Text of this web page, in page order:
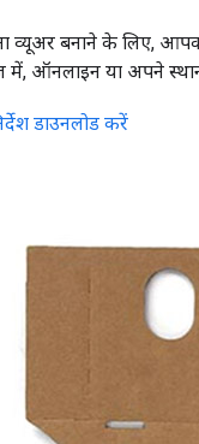
व्यूअर बनाने के लिए,
में, ऑनलाइन या अपने
डाउनलोड करें